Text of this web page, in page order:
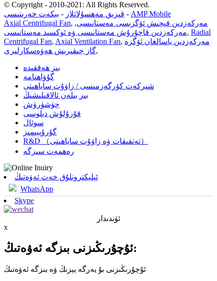
© Copyright - 2010-2021: All Rights Reserved.
قىزىق مەھسۇلاتلار - بېكەت خەرىتىسى - AMP Mobile
Axial Centrifugal Fan, مەركەزدىن قېچىش ئۆگزىسى مەستانىسى,
مەركەزدىن قاچۇرۇش مەستانىسى ۋە ئوكسىد مەستانىسى, Radial
Centrifugal Fan, Axial Ventilation Fan, مەركەزدىن ياسالغان ئۆگزە
گاز چىقىرىش ھەۋەسكارلىرى,
بىز ھەققىدە
گۇۋاھنامە
شىركەت كۆرگەزمىسى / زاۋۇت ساياھىتى
بىز بىلەن ئالاقىلىشىڭ
چۈشۈرۈش
قۇرۇلۇش دېلوسى
سوئال
گۇرۇپپىمىز
R&D （تەتقىقات ۋە زاۋۇت ساياھىتى）
رەھمەت سىزگە
ئېلېكترونلۇق خەت ئەۋەتىڭ
WhatsApp
Skype
ئۈندىدار
x
ئۇچۇرىڭىزنى بىزگە ئەۋەتىڭ:
ئۇچۇرىڭىزنى بۇ يەرگە يېزىڭ ۋە بىزگە ئەۋەتىڭ